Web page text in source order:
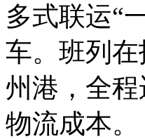
多式联运“
车。班列
州港，全
物流成本。